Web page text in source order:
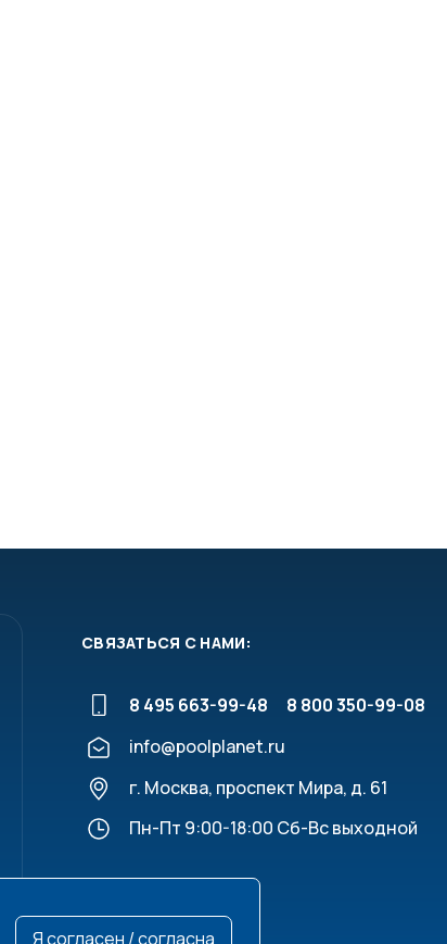
СВЯЗАТЬСЯ С НАМИ:
8 495 663-99-48
8 800 350-99-08
info@poolplanet.ru
г. Москва, проспект Мира, д. 61
Пн-Пт 9:00-18:00 Сб-Вс выходной
Я согласен / согласна